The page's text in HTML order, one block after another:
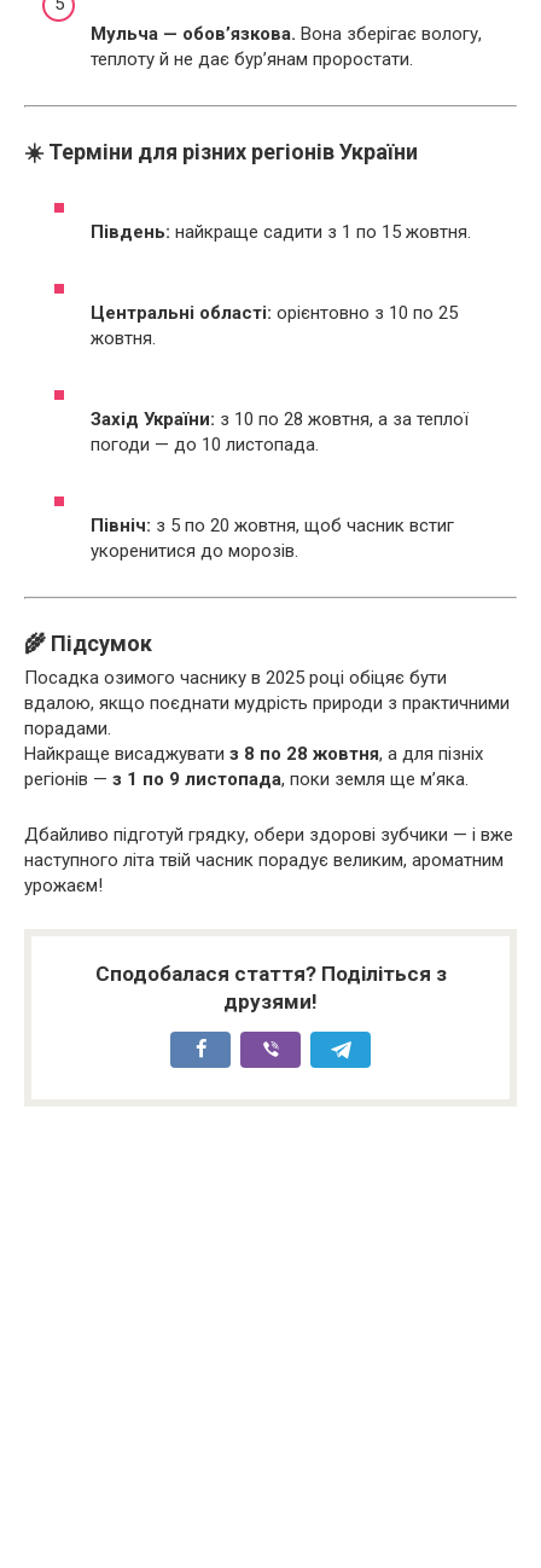
Мульча — обов’язкова. Вона зберігає вологу,
теплоту й не дає бур’янам проростати.
☀️ Терміни для різних регіонів України
Південь: найкраще садити з 1 по 15 жовтня.
Центральні області: орієнтовно з 10 по 25
жовтня.
Захід України: з 10 по 28 жовтня, а за теплої
погоди — до 10 листопада.
Північ: з 5 по 20 жовтня, щоб часник встиг
укоренитися до морозів.
🌾 Підсумок
Посадка озимого часнику в 2025 році обіцяє бути
вдалою, якщо поєднати мудрість природи з практичними
порадами.
Найкраще висаджувати з 8 по 28 жовтня, а для пізніх
регіонів — з 1 по 9 листопада, поки земля ще м’яка.
Дбайливо підготуй грядку, обери здорові зубчики — і вже
наступного літа твій часник порадує великим, ароматним
урожаєм!
Сподобалася стаття? Поділіться з
друзями!